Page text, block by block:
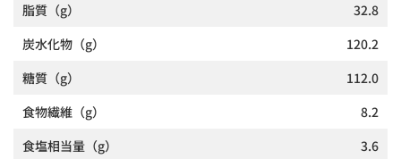
脂質 （g）
32.8
炭水化物 （g）
120.2
糖質 （g）
112.0
食物繊維 （g）
8.2
食塩相当量 （g）
3.6